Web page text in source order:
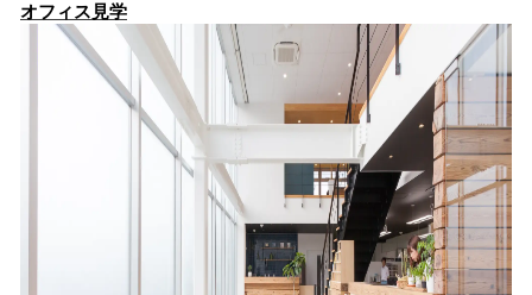
オフィス見学